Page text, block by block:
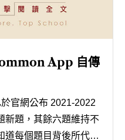
App 自傳
官網公布 2021-2022
新題，其餘六題維持不
道每個題目背後所代表